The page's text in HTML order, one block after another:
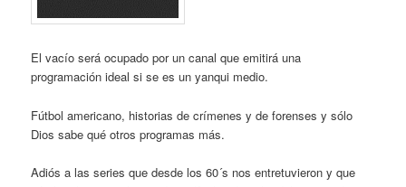
El vacío será ocupado por un canal que emitirá una
programación ideal si se es un yanqui medio.
Fútbol americano, historias de crímenes y de forenses y sólo
Dios sabe qué otros programas más.
Adiós a las series que desde los 60´s nos entretuvieron y que